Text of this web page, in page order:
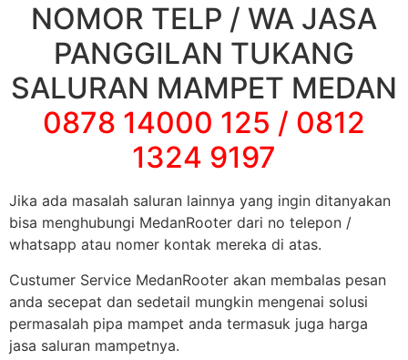
NOMOR TELP / WA JASA
PANGGILAN TUKANG
SALURAN MAMPET MEDAN
0878 14000 125 / 0812
1324 9197
Jika ada masalah saluran lainnya yang ingin ditanyakan
bisa menghubungi MedanRooter dari no telepon /
whatsapp atau nomer kontak mereka di atas.
Custumer Service MedanRooter akan membalas pesan
anda secepat dan sedetail mungkin mengenai solusi
permasalah pipa mampet anda termasuk juga harga
jasa saluran mampetnya.